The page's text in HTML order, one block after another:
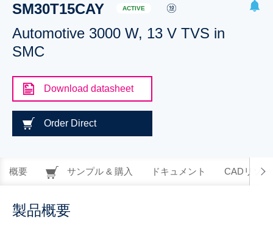
Pleaselog into show your saved searches.
SM30T15CAY ACTIVE
Automotive 3000 W, 13 V TVS in
SMC
Download datasheet
Order Direct
概要 サンプル & 購入 ドキュメント CADリソー
製品概要